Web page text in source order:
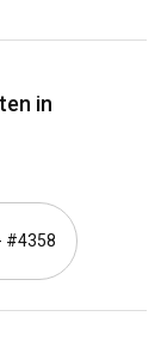
in
#4358